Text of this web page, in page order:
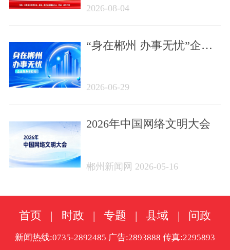
2026-08-04
“身在郴州 办事无忧”企业
2026-06-29
2026年中国网络文明大会
郴州新闻网 2026-05-16
首页 | 时政 | 专题 | 县域 | 问政
新闻热线:0735-2892485 广告:2893888 传真:2295893